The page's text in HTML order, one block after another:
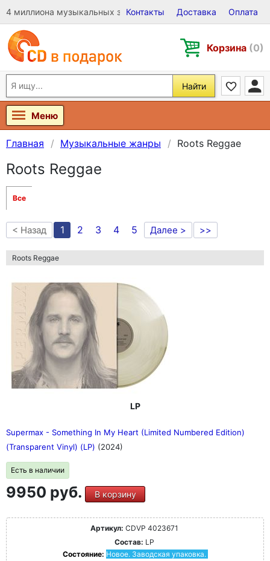
4 миллиона музыкальных записей на Виниле, CD и DVD
Контакты Доставка Оплата
Корзина (0)
Найти
Меню
Главная Музыкальные жанры Roots Reggae
Roots Reggae
Все
< Назад 1 2 3 4 5 Далее > >>
Roots Reggae
LP
Supermax - Something In My Heart (Limited Numbered Edition)
(Transparent Vinyl) (LP) (2024)
Есть в наличии
9950 руб. В корзину
Артикул: CDVP 4023671
Состав: LP
Состояние: Новое. Заводская упаковка.